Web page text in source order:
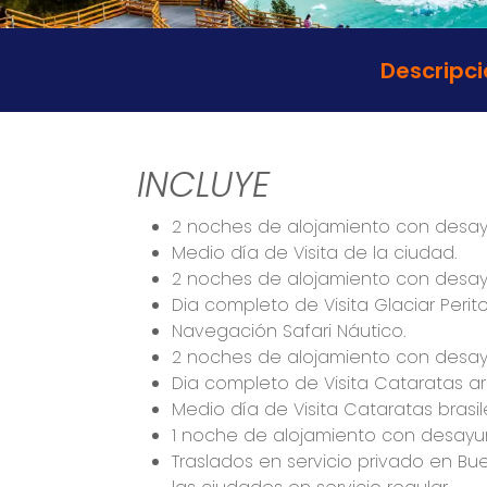
INCLUYE
2 noches de alojamiento con
Medio día de Visita de la ciudad.
2 noches de alojamiento con
Dia completo de Visita Glaciar
Navegación Safari Náutico.
2 noches de alojamiento con
Dia completo de Visita Cataratas
Medio día de Visita Cataratas
1 noche de alojamiento con
Traslados en servicio privado en